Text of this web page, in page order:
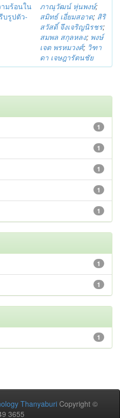
มร้อนใน
บรูปตัว-
ภาณุวัฒน์ หุ่นพงษ์;
สมิทธ์ เอี่ยมสอาด; สิริ
สวัสดิ์ จึงเจริญนิรชร;
สมพล สกุลหลง; พงษ์
เจต พรหมวงศ์; วิฑา
ดา เจษฎารัตนชัย
1
1
1
1
1
1
1
1
Thanyaburi Copyright ©
3655